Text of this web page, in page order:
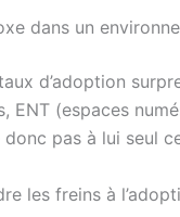
dans un
d’adoption
ENT (espaces
donc pas à lui seul
les freins à